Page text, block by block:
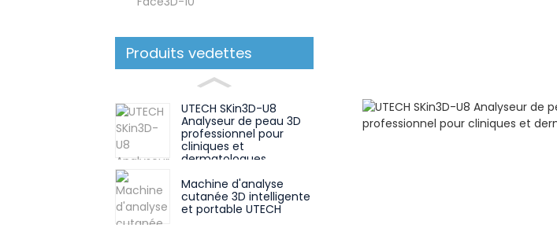
Produits vedettes
UTECH SKin3D-U8
Analyseur de peau 3D
professionnel pour
cliniques et
dermatologues
Machine d'analyse
cutanée 3D intelligente
et portable UTECH